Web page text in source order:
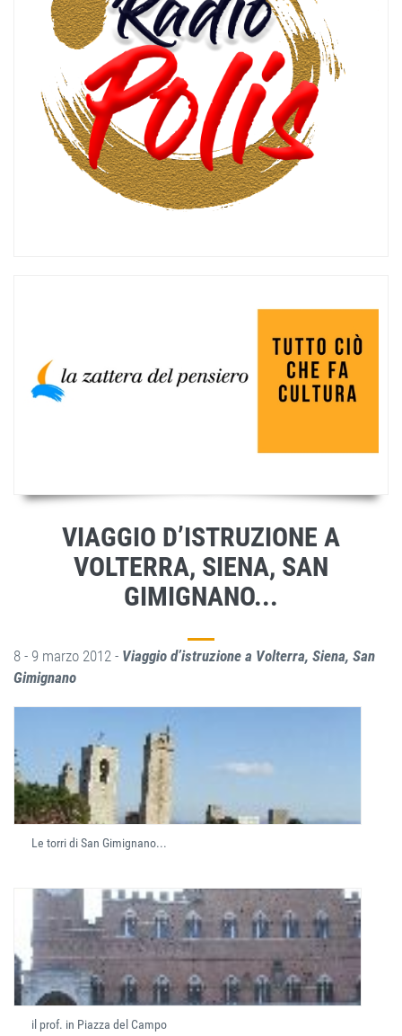
VIAGGIO D’ISTRUZIONE A
VOLTERRA, SIENA, SAN
GIMIGNANO...
8 - 9 marzo 2012 - Viaggio d’istruzione a Volterra, Siena, San
Gimignano
Le torri di San Gimignano...
il prof. in Piazza del Campo